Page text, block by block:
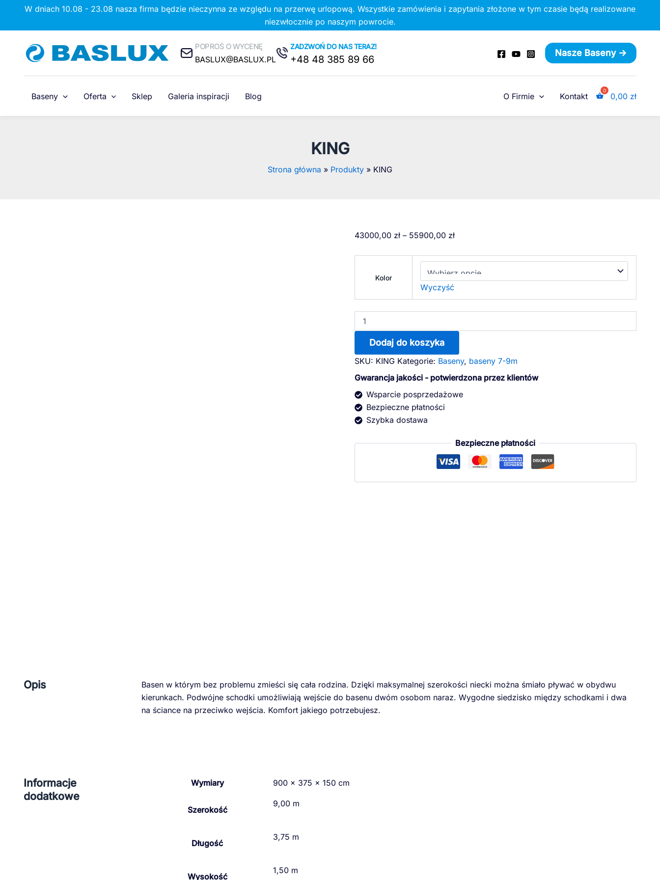
Przejdź
treści
W dniach 10.08 - 23.08 nasza firma będzie nieczynna ze względu na przerwę urlopową. Wszystkie zamówienia i zapytania złożone w tym czasie będą realizowane
niezwłocznie po naszym powrocie.
ZADZWOŃ DO NAS TERAZ!
+48 48 385 89 66
POPROŚ O WYCENĘ
BASLUX@BASLUX.PL
Nasze Baseny ->
Baseny Oferta Sklep Galeria inspiracji Blog O Firmie Kontakt 0,00 zł
KING
Strona główna Produkty KING
43000,00 zł – 55900,00 złZakres
od
43000,00 zł
do
55900,00 zł
Kolor
Wyczyść
ilość
Dodaj do koszyka
SKU: KING Kategorie: Baseny, baseny 7-9m
Gwarancja jakości - potwierdzona przez klientów
Wsparcie posprzedażowe
Bezpieczne płatności
Szybka dostawa
Bezpieczne płatności
Opis
Basen w którym bez problemu zmieści się cała rodzina. Dzięki maksymalnej szerokości niecki można śmiało pływać w obydwu
kierunkach. Podwójne schodki umożliwiają wejście do basenu dwóm osobom naraz. Wygodne siedzisko między schodkami i dwa
na ściance na przeciwko wejścia. Komfort jakiego potrzebujesz.
Informacje
dodatkowe
Wymiary 900 × 375 × 150 cm
Szerokość
9,00 m
Długość
3,75 m
Wysokość
1,50 m